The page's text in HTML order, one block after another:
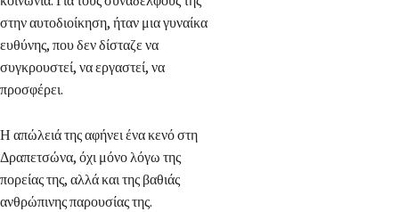
στην αυτοδιοίκηση, ήταν μια γυναίκα
ευθύνης, που δεν δίσταζε να
συγκρουστεί, να εργαστεί, να
προσφέρει.
Η απώλειά της αφήνει ένα κενό στη
Δραπετσώνα, όχι μόνο λόγω της
πορείας της, αλλά και της βαθιάς
ανθρώπινης παρουσίας της.